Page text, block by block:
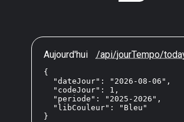
Aujourd'hui /api/jourTempo/
{
  "dateJour": "2026-08-06",
  "codeJour": 1,
  "periode": "2025-2026",
  "libCouleur": "Bleu"
}